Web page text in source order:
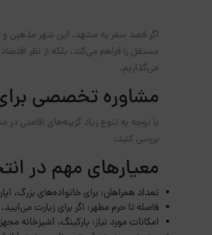
اگر قصد سفر به مشهد، این شهر مذهبی و
مستقل را فراهم می‌کند، بلکه از نظر
می‌گذاریم.
مشاوره تخصصی برای
با توجه به تنوع زیاد گزینه‌های اقامتی
بررسی کنید:
معیارهای مهم در
تعداد همراهان: برای خانواده‌های بزرگ،
فاصله تا حرم مطهر: اگر برای زیارت
امکانات مورد نیاز: پارکینگ، آشپزخانه